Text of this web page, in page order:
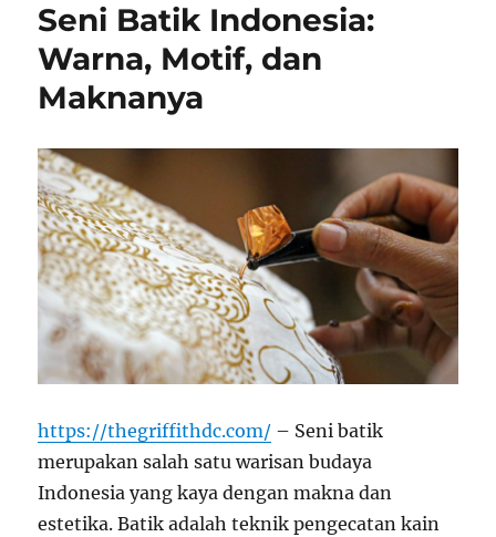
Seni Batik Indonesia:
Warna, Motif, dan
Maknanya
https://thegriffithdc.com/ – Seni batik
merupakan salah satu warisan budaya
Indonesia yang kaya dengan makna dan
estetika. Batik adalah teknik pengecatan kain